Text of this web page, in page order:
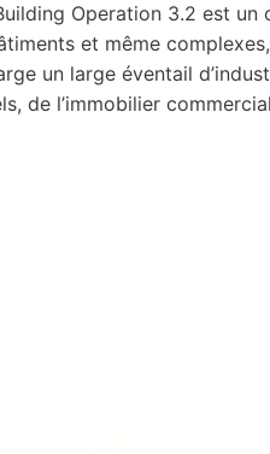
Operation 3.2 est un
et même
un large éventail
de l’immobilier